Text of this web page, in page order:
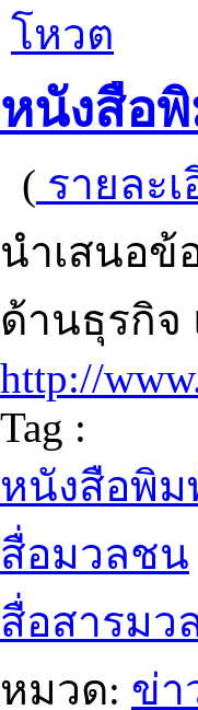
โหวต
หนังสือ
( รายละ
นำเสนอข้
ด้านธุรกิ
http://
Tag :
หนังสือพิม
สื่อมวลชน
สื่อสารมว
หมวด: ข่า